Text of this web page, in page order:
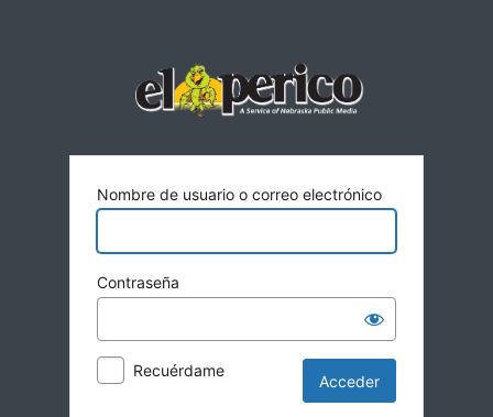
Nombre de usuario o correo electrónico
Contraseña
Recuérdame